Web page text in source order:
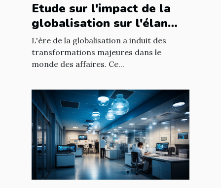
Etude sur l'impact de la
globalisation sur l'élan
des affaires
L'ère de la globalisation a induit des
transformations majeures dans le
monde des affaires. Ce...